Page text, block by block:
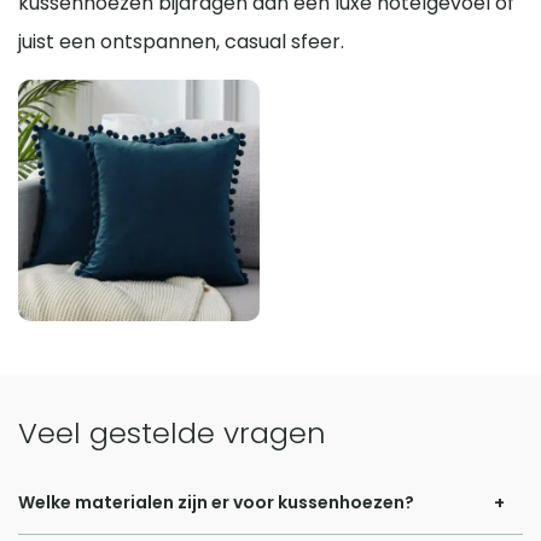
juist een ontspannen, casual sfeer.
Veel gestelde vragen
Welke materialen zijn er voor kussenhoezen?